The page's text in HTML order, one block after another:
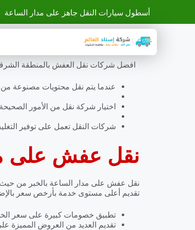
أسطول سيارات النقل جاهز على مدار الساعة
افضل شركات نقل العفش بالمنطقة
عندما يتم نقل محتويات مصنوعة من
اختيار شركة نقل من الأمور الصحيحة
شركات النقل تعمل على توفير
نقل عفش على
نقل عفش على مدار الساعة بالخبر من حيث
تقديم أعلى مستوى خدمة بأرخص سعر
تطبيق خصومات كبيرة على سعر
تقديم العديد من العروض المميزة